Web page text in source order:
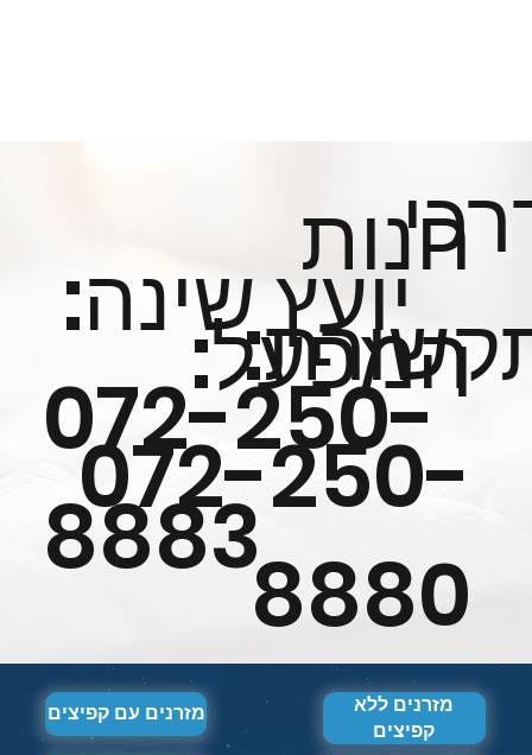
חנות
המפעל:
072-250-
8880
יועץ שינה:
072-250-
8883
מזרנים ללא
קפיצים
מזרנים עם קפיצים